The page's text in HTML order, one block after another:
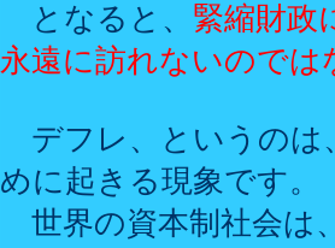
となると、 緊縮財政
永遠に訪れないのでは
デフレ、というのは
めに起きる現象です。
世界の資本制社会は